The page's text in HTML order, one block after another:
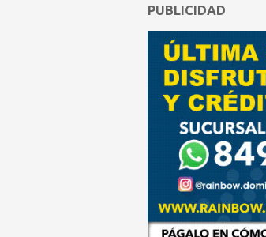
PUBLICIDAD